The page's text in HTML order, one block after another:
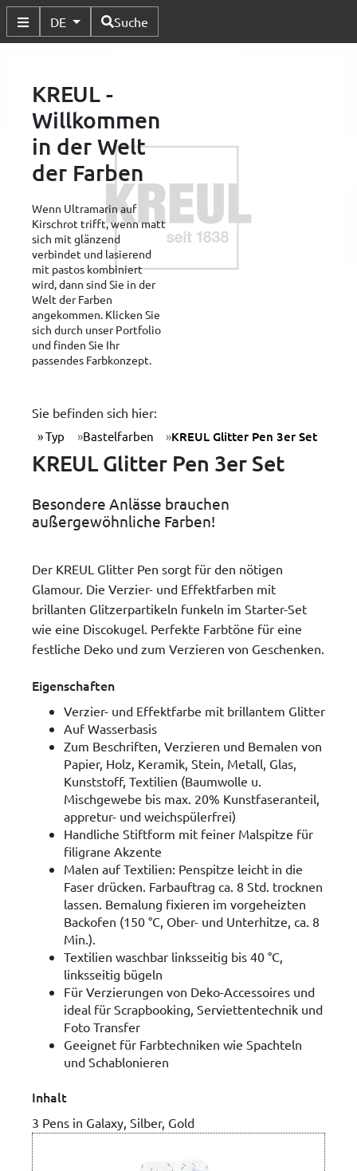
Untermenü Umschalten
DE Verfügbare Sprachen
Suche
KREUL -
Willkommen
in der Welt
der Farben
Wenn Ultramarin auf
Kirschrot trifft, wenn matt
sich mit glänzend
verbindet und lasierend
mit pastos kombiniert
wird, dann sind Sie in der
Welt der Farben
angekommen. Klicken Sie
sich durch unser Portfolio
und finden Sie Ihr
passendes Farbkonzept.
Sie befinden sich hier:
Typ Bastelfarben KREUL Glitter Pen 3er Set
KREUL Glitter Pen 3er Set
Besondere Anlässe brauchen
außergewöhnliche Farben!
Der KREUL Glitter Pen sorgt für den nötigen
Glamour. Die Verzier- und Effektfarben mit
brillanten Glitzerpartikeln funkeln im Starter-Set
wie eine Discokugel. Perfekte Farbtöne für eine
festliche Deko und zum Verzieren von Geschenken.
Eigenschaften
Verzier- und Effektfarbe mit brillantem Glitter
Auf Wasserbasis
Zum Beschriften, Verzieren und Bemalen von
Papier, Holz, Keramik, Stein, Metall, Glas,
Kunststoff, Textilien (Baumwolle u.
Mischgewebe bis max. 20% Kunstfaseranteil,
appretur- und weichspülerfrei)
Handliche Stiftform mit feiner Malspitze für
filigrane Akzente
Malen auf Textilien: Penspitze leicht in die
Faser drücken. Farbauftrag ca. 8 Std. trocknen
lassen. Bemalung fixieren im vorgeheizten
Backofen (150 °C, Ober- und Unterhitze, ca. 8
Min.).
Textilien waschbar linksseitig bis 40 °C,
linksseitig bügeln
Für Verzierungen von Deko-Accessoires und
ideal für Scrapbooking, Serviettentechnik und
Foto Transfer
Geeignet für Farbtechniken wie Spachteln
und Schablonieren
Inhalt
3 Pens in Galaxy, Silber, Gold